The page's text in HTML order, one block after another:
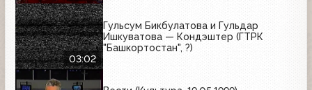
03:02
Гульсум Бикбулатова и Гульдар
Ишкуватова — Кондэштер (ГТРК
"Башкортостан", ?)